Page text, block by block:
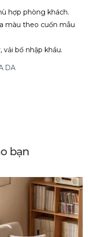
hợp phòng khách.
màu theo cuốn mẫu
vải bố nhập khẩu.
DA
bạn